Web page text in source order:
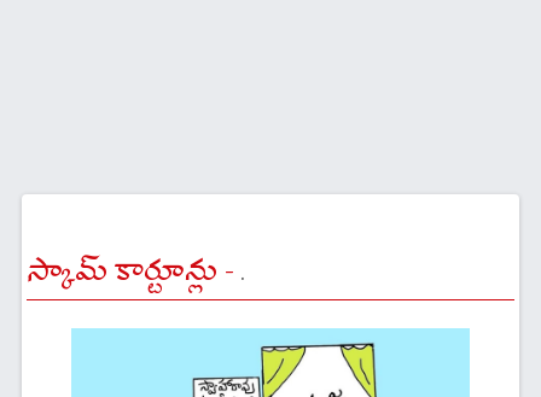
స్కామ్ కార్టూన్లు -.